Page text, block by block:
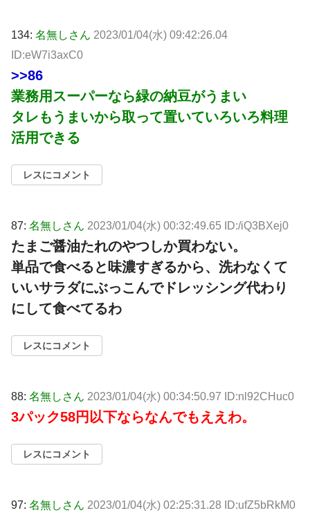
134: 名無しさん 2023/01/04(水) 09:42:26.04
ID:eW7i3axC0
>>86
業務用スーパーなら緑の納豆がうまい
タレもうまいから取って置いていろいろ料理
活用できる
レスにコメント
87: 名無しさん 2023/01/04(水) 00:32:49.65 ID:/iQ3BXej0
たまご醤油たれのやつしか買わない。
単品で食べると味濃すぎるから、洗わなくて
いいサラダにぶっこんでドレッシング代わり
にして食べてるわ
レスにコメント
88: 名無しさん 2023/01/04(水) 00:34:50.97 ID:nl92CHuc0
3パック58円以下ならなんでもええわ。
レスにコメント
97: 名無しさん 2023/01/04(水) 02:25:31.28 ID:ufZ5bRkM0